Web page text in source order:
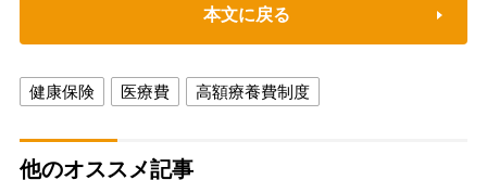
本文に戻る
健康保険 医療費 高額療養費制度
他のオススメ記事